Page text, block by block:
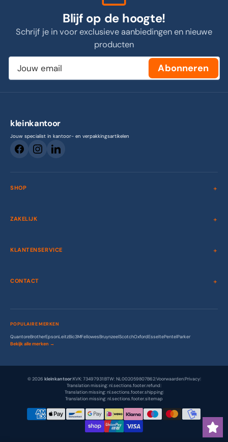
Blijf op de hoogte!
Schrijf je in voor exclusieve aanbiedingen en nieuwe
producten
Jouw
email
Abonneren
kleinkantoor
Jouw specialist in kantoor- en verpakkingsartikelen
SHOP
ZAKELIJK
KLANTENSERVICE
CONTACT
POPULAIRE MERKEN
QuantoreBrotherEpsonLeitzBic3MFellowesBruynzeelScotchOxfordEsseltePentelParker
Bekijk alle merken →
© 2026 kleinkantoor|KVK: 73497931|BTW: NL002059807B62|Voorwaarden|Privacy|
Translation missing: nl.sections.footer.refund|
Translation missing: nl.sections.footer.shipping|
Translation missing: nl.sections.footer.sitemap
Betaalmethodes